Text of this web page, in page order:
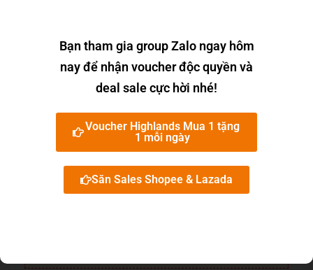
Rate this post
Chia sẻ bài viết này đến bạn bè:
Bài viết được tham khảo và tổng hợp từ nhiều
Bạn tham gia group Zalo ngay hôm
nay để nhận voucher độc quyền và
deal sale cực hời nhé!
Voucher Highlands Mua 1 tặng
1 mỗi ngày
Săn Sales Shopee & Lazada